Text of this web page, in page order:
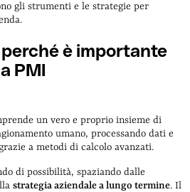
gli strumenti e le strategie per
perché è importante
PMI
un vero e proprio insieme di
umano, processando dati e
a metodi di calcolo avanzati.
di possibilità, spaziando dalle
strategia aziendale a lungo termine. Il